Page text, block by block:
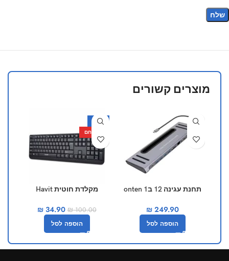
מוצרים קשורים
תחנת עגינה 12 ב1 onten
₪249.90
הוספה לסל
-65%
מוצר חם
‏מקלדת חוטית Havit
₪100.00
₪34.90
הוספה לסל